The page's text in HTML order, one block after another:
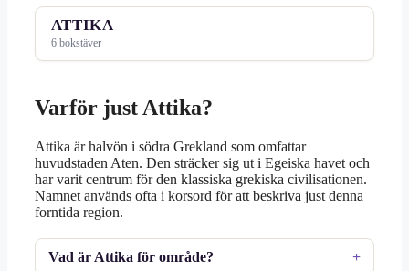
ATTIKA
6 bokstäver
Varför just Attika?
Attika är halvön i södra Grekland som omfattar
huvudstaden Aten. Den sträcker sig ut i Egeiska havet och
har varit centrum för den klassiska grekiska civilisationen.
Namnet används ofta i korsord för att beskriva just denna
forntida region.
Vad är Attika för område?